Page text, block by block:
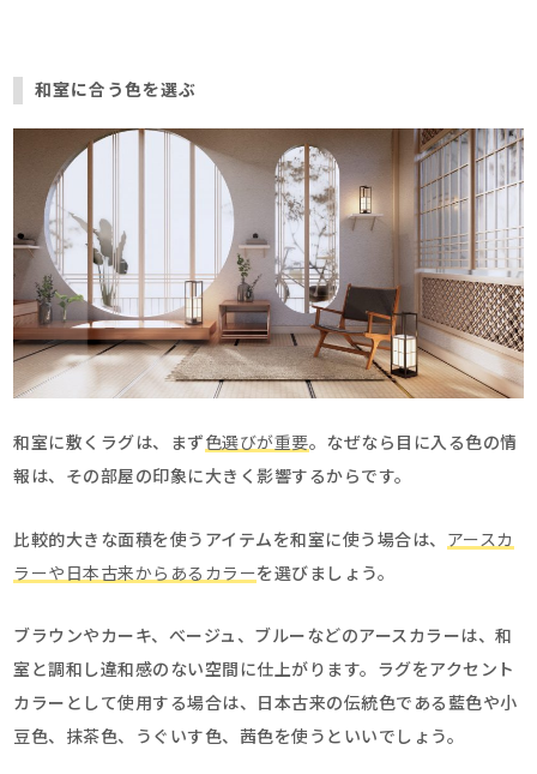
和室に合う色を選ぶ
和室に敷くラグは、まず 色選びが重要。なぜなら目に入る色の情
報は、その部屋の印象に大きく影響するからです。
比較的大きな面積を使うアイテムを和室に使う場合は、 アースカ
ラーや日本古来からあるカラー を選びましょう。
ブラウンやカーキ、べージュ、ブルーなどのアースカラーは、和
室と調和し違和感のない空間に仕上がります。ラグをアクセント
カラーとして使用する場合は、日本古来の伝統色である藍色や小
豆色、抹茶色、うぐいす色、茜色を使うといいでしょう。